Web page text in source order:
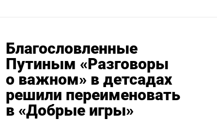
Благословленные
Путиным «Разговоры
о важном» в детсадах
решили переименовать
в «Добрые игры»